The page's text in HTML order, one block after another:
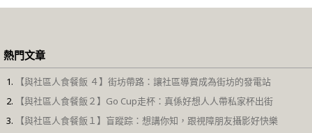
熱門文章
【與社區人食餐飯 ４】街坊帶路：讓社區導賞成為街坊的發電站
【與社區人食餐飯２】Go Cup走杯：真係好想人人帶私家杯出街
【與社區人食餐飯１】盲蹤踪：想講你知，跟視障朋友攝影好快樂